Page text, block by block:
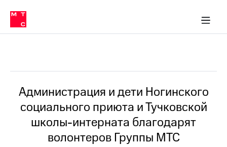
Медиа-центр
и акционерам
Устойчивое развитие
Комплаенс и деловая этика
компании
Карьера
История
компании
Руководство
региона
в МТС
Пресс-
релизы
МТС
о технологиях
Администрация и дети Ногинского
социального приюта и Тучковской
школы-интерната благодарят
волонтеров Группы МТС